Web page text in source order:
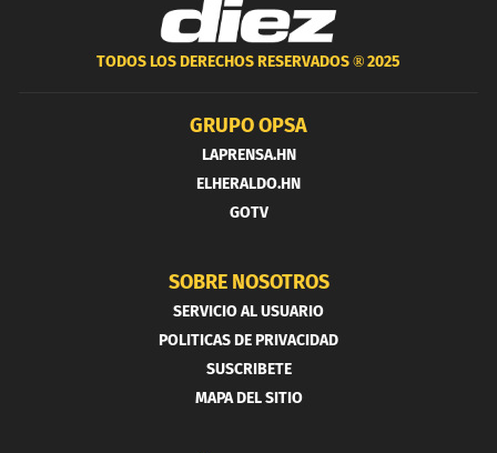
TODOS LOS DERECHOS RESERVADOS ®2025
GRUPO OPSA
LAPRENSA.HN
ELHERALDO.HN
GOTV
SOBRE NOSOTROS
SERVICIO AL USUARIO
POLITICAS DE PRIVACIDAD
SUSCRIBETE
MAPA DEL SITIO